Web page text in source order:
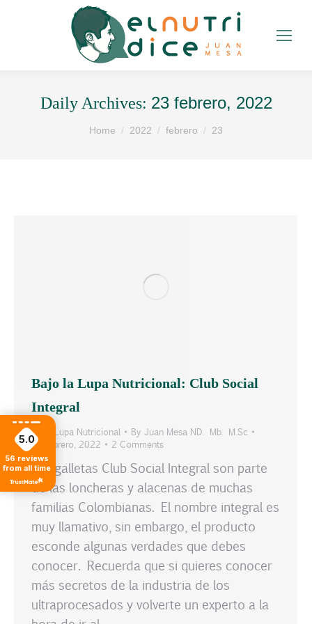
Daily Archives: 23 febrero, 2022
You are here:
Home 2022 febrero 23
Bajo la Lupa Nutricional: Club Social
Integral
Blog Lupa Nutricional By Juan Mesa ND. Mb. M.Sc
23 febrero, 2022
2 Comments
Las galletas Club Social Integral son parte
de las loncheras y alacenas de muchas
familias Colombianas. El nombre integral es
muy llamativo, sin embargo, el producto
esconde algunas verdades que debes
conocer. Recuerda que si quieres conocer
más secretos de la industria de los
ultraprocesados y volverte un experto a la
5.0
56 reviews
from all time